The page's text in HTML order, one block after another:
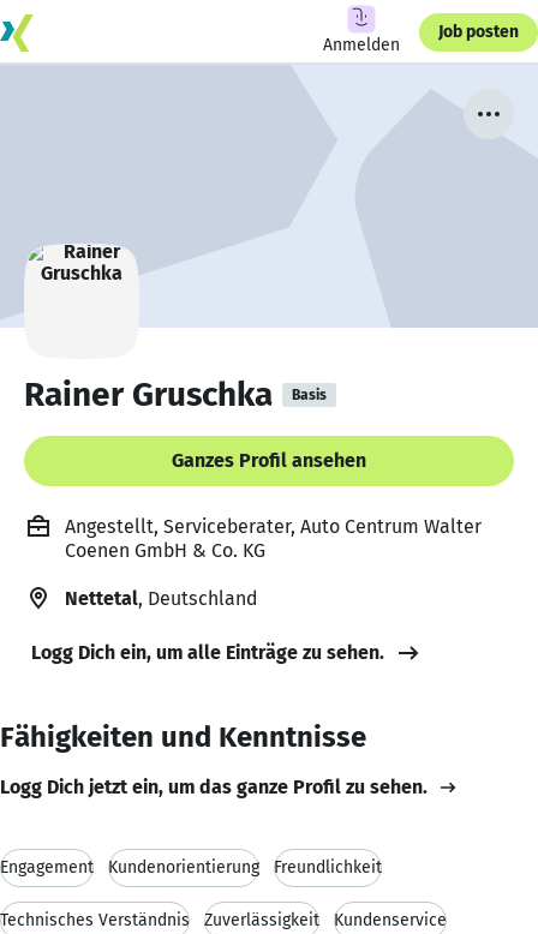
Anmelden
Job posten
Rainer Gruschka Basis
Ganzes Profil ansehen
Angestellt, Serviceberater, Auto Centrum Walter
Coenen GmbH & Co. KG
Nettetal, Deutschland
Logg Dich ein, um alle Einträge zu sehen.
Fähigkeiten und Kenntnisse
Logg Dich jetzt ein, um das ganze Profil zu sehen.
Engagement Kundenorientierung Freundlichkeit
Technisches Verständnis Zuverlässigkeit Kundenservice